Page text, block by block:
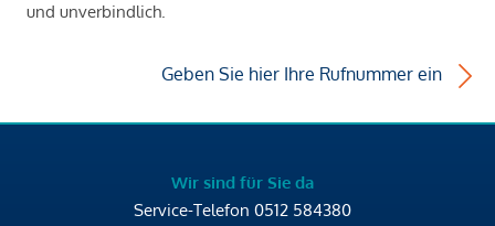
und unverbindlich.
Geben Sie hier Ihre Rufnummer ein
Wir sind für Sie da
Service-Telefon 0512 584380